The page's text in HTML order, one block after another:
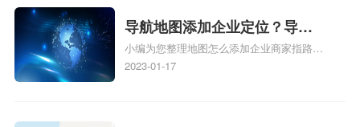
服务中心位置、抖音突然不显示定位了相关
地图标注知识，详情可查看下方正文！
导航地图添加企业定位？导航
定位企业？
小编为您整理地图怎么添加企业商家指路人
地图标注服务中心铺名称、地图怎么添加企
2023-01-17